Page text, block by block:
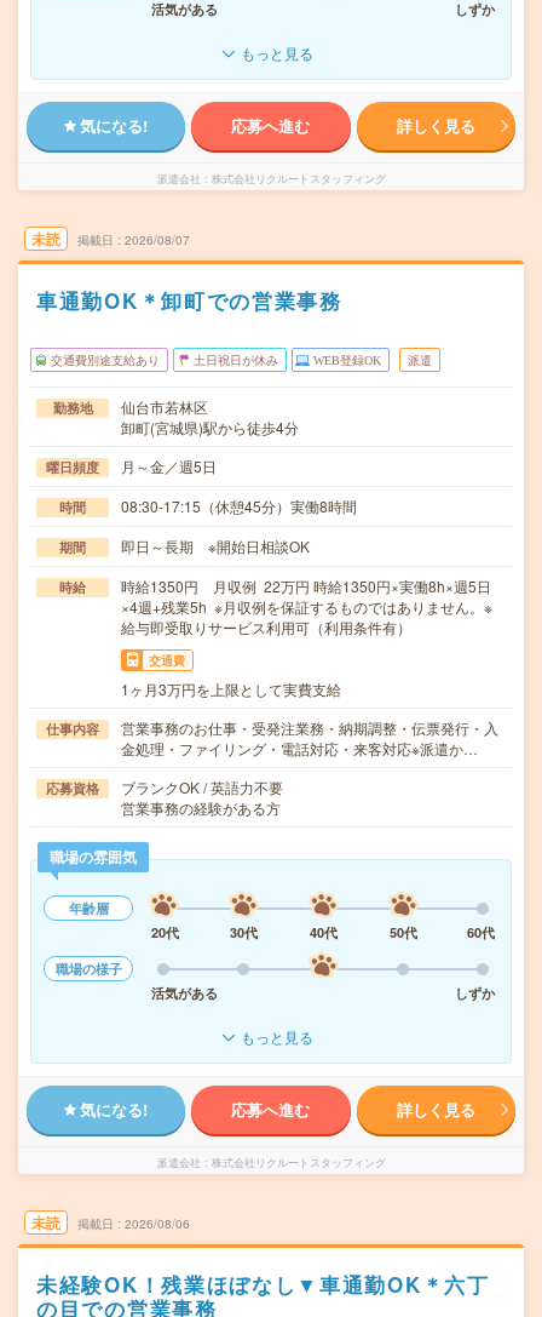
活気がある
しずか
もっと見る
気になる! 応募へ進む 詳しく見る
派遣会社 株式会社リクルートスタッフィング
未読 掲載日 2026/08/07
車通勤OK＊卸町での営業事務
交通費別途支給あり 土日祝日が休み WEB登録OK 派遣
勤務地
仙台市若林区
卸町(宮城県)駅から徒歩4分
曜日頻度 月～金／週5日
時間 08:30-17:15（休憩45分）実働8時間
期間 即日～長期 ※開始日相談OK
時給
時給1350円 月収例 22万円 時給1350円×実働8h×週5日
×4週+残業5h ※月収例を保証するものではありません。※
給与即受取りサービス利用可（利用条件有）
交通費
1ヶ月3万円を上限として実費支給
仕事内容
営業事務のお仕事・受発注業務・納期調整・伝票発行・入
金処理・ファイリング・電話対応・来客対応※派遣か…
応募資格
ブランクOK / 英語力不要
営業事務の経験がある方
職場の雰囲気
年齢層
20代
30代 40代 50代
60代
職場の様子
活気がある
しずか
もっと見る
気になる! 応募へ進む 詳しく見る
派遣会社 株式会社リクルートスタッフィング
未読 掲載日 2026/08/06
未経験OK！残業ほぼなし▼車通勤OK＊六丁
の目での営業事務